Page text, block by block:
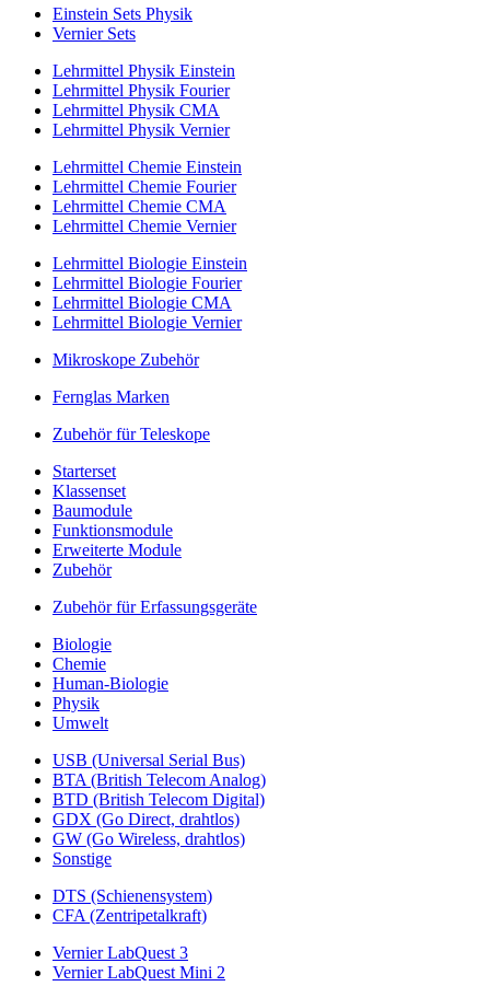
Einstein Sets Physik
Vernier Sets
Lehrmittel Physik Einstein
Lehrmittel Physik Fourier
Lehrmittel Physik CMA
Lehrmittel Physik Vernier
Lehrmittel Chemie Einstein
Lehrmittel Chemie Fourier
Lehrmittel Chemie CMA
Lehrmittel Chemie Vernier
Lehrmittel Biologie Einstein
Lehrmittel Biologie Fourier
Lehrmittel Biologie CMA
Lehrmittel Biologie Vernier
Mikroskope Zubehör
Fernglas Marken
Zubehör für Teleskope
Starterset
Klassenset
Baumodule
Funktionsmodule
Erweiterte Module
Zubehör
Zubehör für Erfassungsgeräte
Biologie
Chemie
Human-Biologie
Physik
Umwelt
USB (Universal Serial Bus)
BTA (British Telecom Analog)
BTD (British Telecom Digital)
GDX (Go Direct, drahtlos)
GW (Go Wireless, drahtlos)
Sonstige
DTS (Schienensystem)
CFA (Zentripetalkraft)
Vernier LabQuest 3
Vernier LabQuest Mini 2